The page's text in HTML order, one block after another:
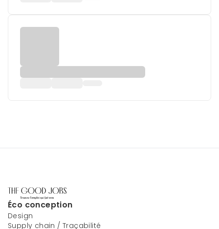
Éco conception
Design
Supply chain / Traçabilité